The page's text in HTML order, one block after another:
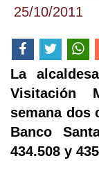
25/10/2011
La
Visitación
semana dos
Banco
434.508 y